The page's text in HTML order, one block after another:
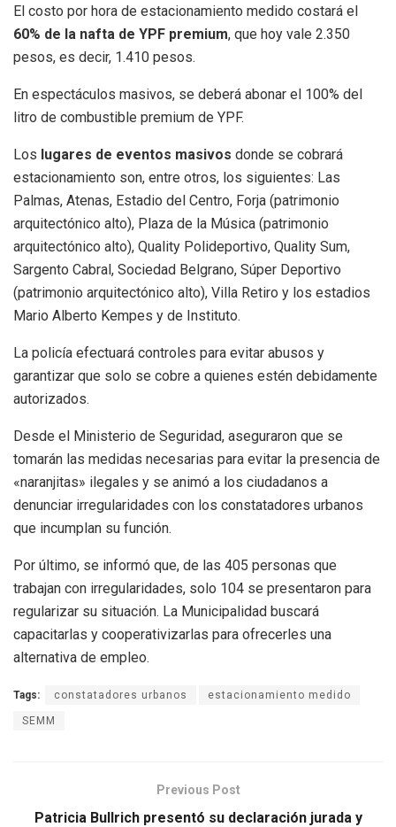
El costo por hora de estacionamiento medido costará el
60% de la nafta de YPF premium, que hoy vale 2.350
pesos, es decir, 1.410 pesos.
En espectáculos masivos, se deberá abonar el 100% del
litro de combustible premium de YPF.
Los lugares de eventos masivos donde se cobrará
estacionamiento son, entre otros, los siguientes: Las
Palmas, Atenas, Estadio del Centro, Forja (patrimonio
arquitectónico alto), Plaza de la Música (patrimonio
arquitectónico alto), Quality Polideportivo, Quality Sum,
Sargento Cabral, Sociedad Belgrano, Súper Deportivo
(patrimonio arquitectónico alto), Villa Retiro y los estadios
Mario Alberto Kempes y de Instituto.
La policía efectuará controles para evitar abusos y
garantizar que solo se cobre a quienes estén debidamente
autorizados.
Desde el Ministerio de Seguridad, aseguraron que se
tomarán las medidas necesarias para evitar la presencia de
«naranjitas» ilegales y se animó a los ciudadanos a
denunciar irregularidades con los constatadores urbanos
que incumplan su función.
Por último, se informó que, de las 405 personas que
trabajan con irregularidades, solo 104 se presentaron para
regularizar su situación. La Municipalidad buscará
capacitarlas y cooperativizarlas para ofrecerles una
alternativa de empleo.
Tags: constatadores urbanos estacionamiento medido
SEMM
Previous Post
Patricia Bullrich presentó su declaración jurada y